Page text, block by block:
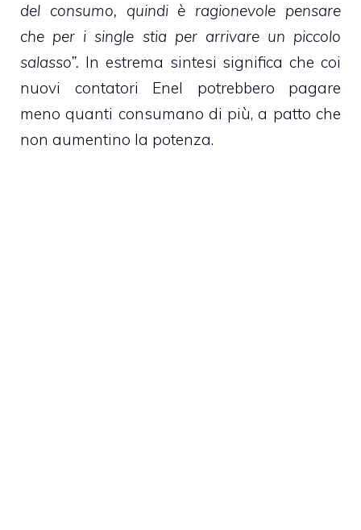
del consumo, quindi è ragionevole pensare
che per i single stia per arrivare un piccolo
salasso”. In estrema sintesi significa che coi
nuovi contatori Enel potrebbero pagare
meno quanti consumano di più, a patto che
non aumentino la potenza.